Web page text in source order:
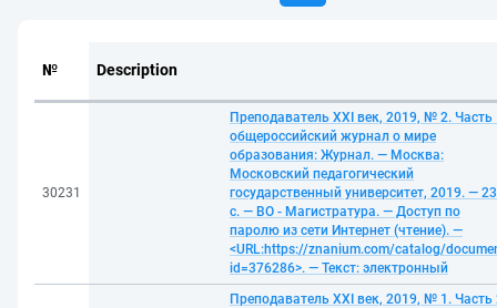
№ Description
30231
Преподаватель XXI век, 2019, № 2. Часть
общероссийский журнал о мире
образования: Журнал. — Москва:
Московский педагогический
государственный университет, 2019. —
с. — ВО - Магистратура. — Доступ по
паролю из сети Интернет (чтение). —
<URL:https://znanium.com/catalog/
id=376286>. — Текст: электронный
Преподаватель XXI век, 2019, № 1. Часть